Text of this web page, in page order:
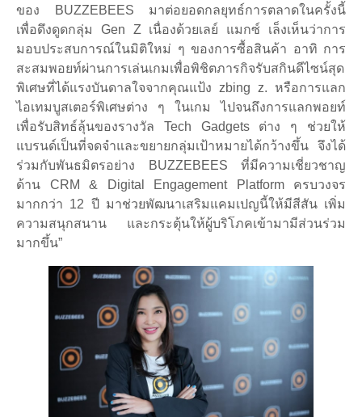
ของ BUZZEBEES มาต่อยอดกลยุทธ์การตลาดในครั้งนี้
เพื่อดึงดูดกลุ่ม Gen Z เนื่องด้วยเลย์ แมกซ์ เล็งเห็นว่าการ
มอบประสบการณ์ในมิติใหม่ ๆ ของการซื้อสินค้า อาทิ การ
สะสมพอยท์ผ่านการเล่นเกมเพื่อพิชิตภารกิจรับสกินดีไซน์สุด
พิเศษที่ได้แรงบันดาลใจจากคุณแป้ง zbing z. หรือการแลก
ไอเทมบูสเตอร์พิเศษต่าง ๆ ในเกม ไปจนถึงการแลกพอยท์
เพื่อรับสิทธ์ลุ้นของรางวัล Tech Gadgets ต่าง ๆ ช่วยให้
แบรนด์เป็นที่จดจำและขยายกลุ่มเป้าหมายได้กว้างขึ้น จึงได้
ร่วมกับพันธมิตรอย่าง BUZZEBEES ที่มีความเชี่ยวชาญ
ด้าน CRM & Digital Engagement Platform ครบวงจร
มากกว่า 12 ปี มาช่วยพัฒนาเสริมแคมเปญนี้ให้มีสีสัน เพิ่ม
ความสนุกสนาน และกระตุ้นให้ผู้บริโภคเข้ามามีส่วนร่วม
มากขึ้น”